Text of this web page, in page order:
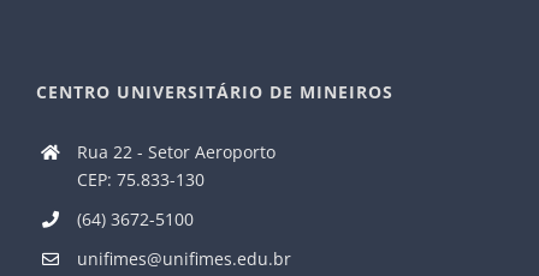
CENTRO UNIVERSITÁRIO DE MINEIROS
Rua 22 - Setor Aeroporto
CEP: 75.833-130
(64) 3672-5100
unifimes@unifimes.edu.br